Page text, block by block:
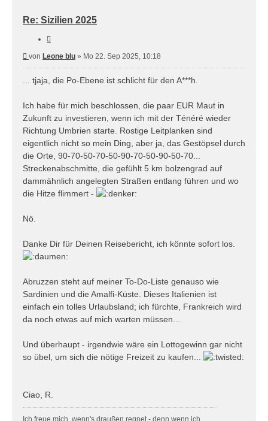
Re: Sizilien 2025
Beitrag
von Leone blu » Mo 22. Sep 2025, 10:18
... tjaja, die Po-Ebene ist schlicht für den A***h.
Ich habe für mich beschlossen, die paar EUR Maut in
Zukunft zu investieren, wenn ich mit der Ténéré wieder
Richtung Umbrien starte. Rostige Leitplanken sind
eigentlich nicht so mein Ding, aber ja, das Gestöpsel durch
die Orte, 90-70-50-70-50-90-70-50-90-50-70...
Streckenabschmitte, die gefühlt 5 km bolzengrad auf
dammähnlich angelegten Straßen entlang führen und wo
die Hitze flimmert -
Nö.
Danke Dir für Deinen Reisebericht, ich könnte sofort los.
Abruzzen steht auf meiner To-Do-Liste genauso wie
Sardinien und die Amalfi-Küste. Dieses Italienien ist
einfach ein tolles Urlaubsland; ich fürchte, Frankreich wird
da noch etwas auf mich warten müssen...
Und überhaupt - irgendwie wäre ein Lottogewinn gar nicht
so übel, um sich die nötige Freizeit zu kaufen...
Ciao, R.
Ich freue mich, wenn's draußen regnet - denn wenn ich